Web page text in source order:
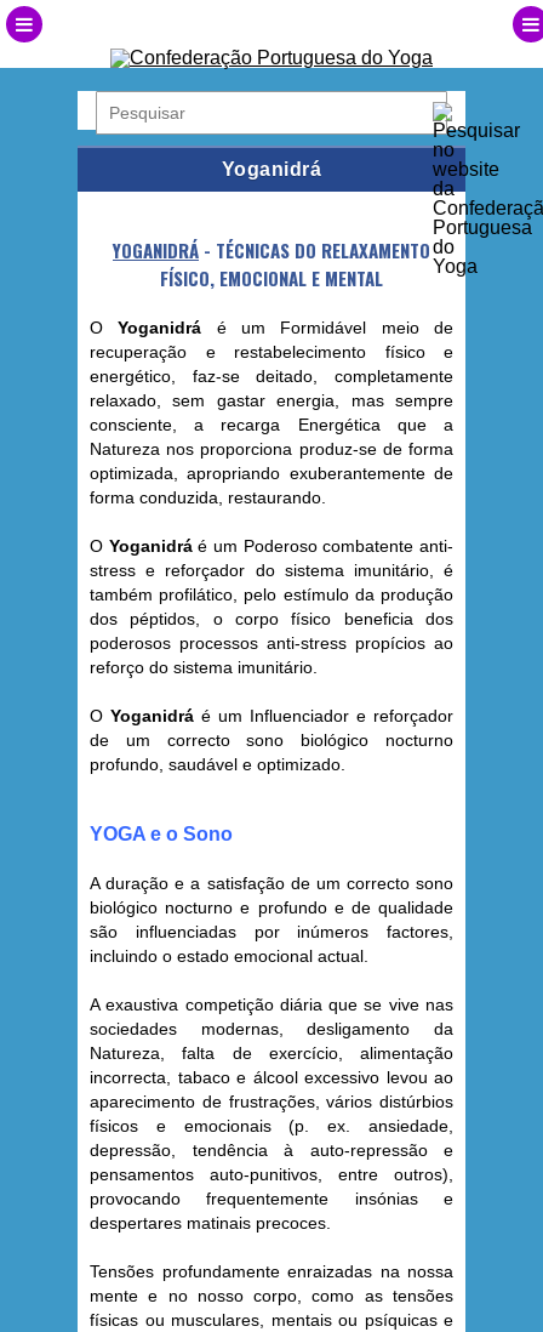
Yoganidrá
YOGANIDRÁ - TÉCNICAS DO RELAXAMENTO
FÍSICO, EMOCIONAL E MENTAL
OYoganidrá é um Formidável meio de
recuperação e restabelecimento físico e
energético, faz-se deitado, completamente
relaxado, sem gastar energia, mas sempre
consciente, a recarga Energética que a
Natureza nos proporciona produz-se de forma
optimizada, apropriando exuberantemente de
forma conduzida, restaurando.
O Yoganidráé um Poderoso combatente anti-
stress e reforçador do sistema imunitário, é
também profilático, pelo estímulo da produção
dos péptidos, o corpo físico beneficia dos
poderosos processos anti-stress propícios ao
reforço do sistema imunitário.
O Yoganidrá é um Influenciador e reforçador
de um correcto sono biológico nocturno
profundo, saudável e optimizado.
YOGA e o Sono
A duração e a satisfação de um correcto sono
biológico nocturno e profundo e de qualidade
são influenciadas por inúmeros factores,
incluindo o estado emocional actual.
A exaustiva competição diária que se vive nas
sociedades modernas, desligamento da
Natureza, falta de exercício, alimentação
incorrecta, tabaco e álcool excessivo levou ao
aparecimento de frustrações, vários distúrbios
físicos e emocionais (p. ex. ansiedade,
depressão, tendência à auto-repressão e
pensamentos auto-punitivos, entre outros),
provocando frequentemente insónias e
despertares matinais precoces.
Tensões profundamente enraizadas na nossa
mente e no nosso corpo, como as tensões
físicas ou musculares, mentais ou psíquicas e